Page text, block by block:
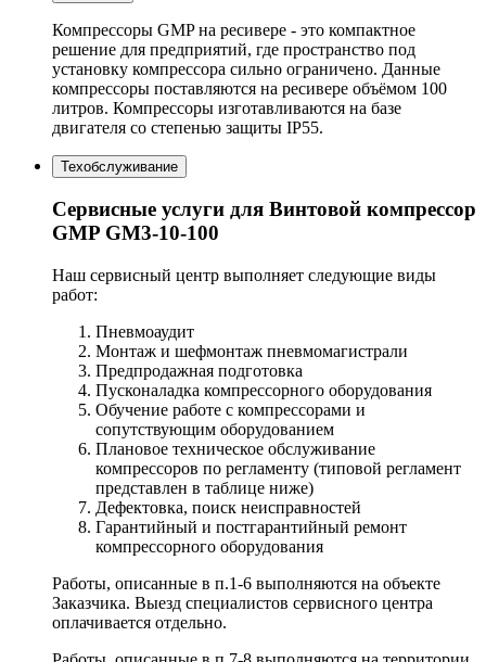
Компрессоры GMP на ресивере - это компактное
решение для предприятий, где пространство под
установку компрессора сильно ограничено. Данные
компрессоры поставляются на ресивере объёмом 100
литров. Компрессоры изготавливаются на базе
двигателя со степенью защиты IP55.
Техобслуживание
Сервисные услуги для Винтовой компрессор
GMP GM3-10-100
Наш сервисный центр выполняет следующие виды
работ:
Пневмоаудит
Монтаж и шефмонтаж пневмомагистрали
Предпродажная подготовка
Пусконаладка компрессорного оборудования
Обучение работе с компрессорами и
сопутствующим оборудованием
Плановое техническое обслуживание
компрессоров по регламенту (типовой регламент
представлен в таблице ниже)
Дефектовка, поиск неисправностей
Гарантийный и постгарантийный ремонт
компрессорного оборудования
Работы, описанные в п.1-6 выполняются на объекте
Заказчика. Выезд специалистов сервисного центра
оплачивается отдельно.